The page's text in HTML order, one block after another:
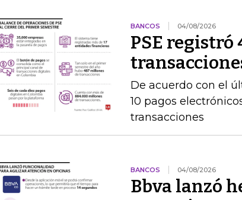
BANCOS 04/08/2026
PSE registró
De acuerdo con el
10 pagos
transacciones
BANCOS 04/08/2026
Bbva lanzó